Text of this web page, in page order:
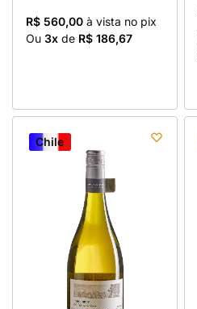
R$ 560,00 à vista no pix
Ou 3x de R$ 186,67
Chile
Chile